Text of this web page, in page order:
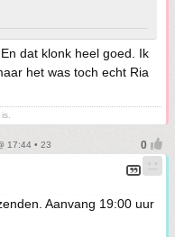
dat klonk heel goed. Ik
het was toch echt Ria
17:44 • 23
Aanvang 19:00 uur